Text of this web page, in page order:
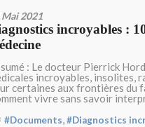
Mai 2021
incroyables :
: Le docteur Pierrick
incroyables, insolites,
certaines aux frontières du
vivre sans savoir
#Documents,#Diagnostics